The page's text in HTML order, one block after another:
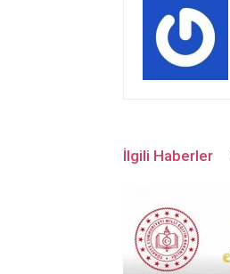
İlgili Haberler